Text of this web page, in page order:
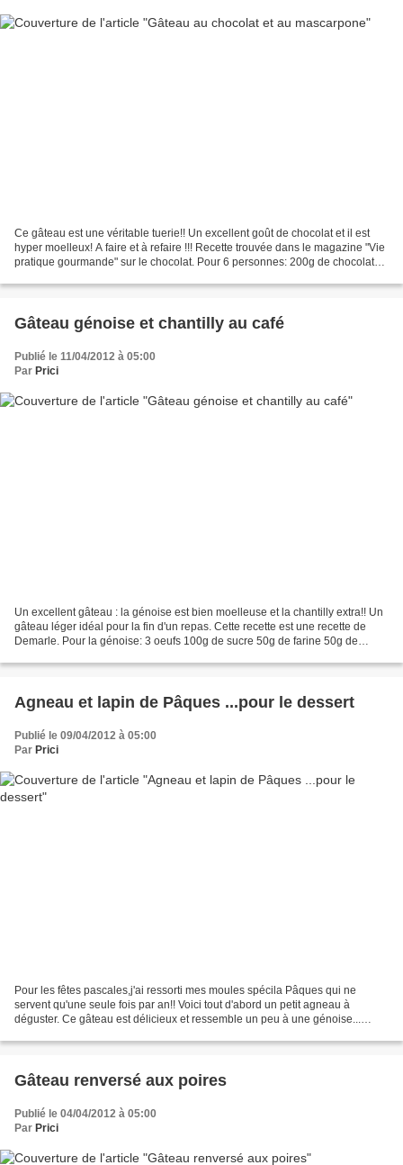
Ce gâteau est une véritable tuerie!! Un excellent goût de chocolat et il est
hyper moelleux! A faire et à refaire !!! Recette trouvée dans le magazine "Vie
pratique gourmande" sur le chocolat. Pour 6 personnes: 200g de chocolat
Gâteau génoise et chantilly au café
Publié le 11/04/2012 à 05:00
Par Prici
Un excellent gâteau : la génoise est bien moelleuse et la chantilly extra!! Un
gâteau léger idéal pour la fin d'un repas. Cette recette est une recette de
Demarle. Pour la génoise: 3 oeufs 100g de sucre 50g de farine 50g de
Agneau et lapin de Pâques ...pour le dessert
Publié le 09/04/2012 à 05:00
Par Prici
Pour les fêtes pascales,j'ai ressorti mes moules spécila Pâques qui ne
servent qu'une seule fois par an!! Voici tout d'abord un petit agneau à
déguster. Ce gâteau est délicieux et ressemble un peu à une génoise...
Gâteau renversé aux poires
Publié le 04/04/2012 à 05:00
Par Prici